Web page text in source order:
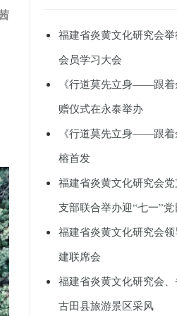
福建省炎黄文化研究会
会员学习大会
《行道莫先立身——跟
赠仪式在永泰举办
《行道莫先立身——跟
榕首发
福建省炎黄文化研究会
支部联合举办迎“七一”党
福建省炎黄文化研究会
建联席会
福建省炎黄文化研究会
古田县旅游景区采风